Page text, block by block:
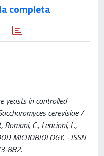
completa
yeasts in controlled
cerevisiae /
Romani, C., Lencioni, L.,
MICROBIOLOGY. - ISSN
882.